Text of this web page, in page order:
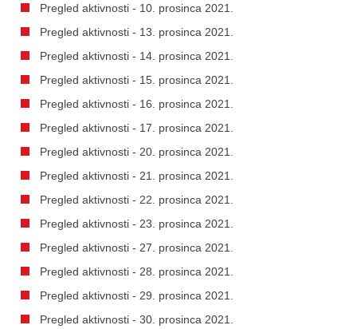
Pregled aktivnosti - 10. prosinca 2021.
Pregled aktivnosti - 13. prosinca 2021.
Pregled aktivnosti - 14. prosinca 2021.
Pregled aktivnosti - 15. prosinca 2021.
Pregled aktivnosti - 16. prosinca 2021.
Pregled aktivnosti - 17. prosinca 2021.
Pregled aktivnosti - 20. prosinca 2021.
Pregled aktivnosti - 21. prosinca 2021.
Pregled aktivnosti - 22. prosinca 2021.
Pregled aktivnosti - 23. prosinca 2021.
Pregled aktivnosti - 27. prosinca 2021.
Pregled aktivnosti - 28. prosinca 2021.
Pregled aktivnosti - 29. prosinca 2021.
Pregled aktivnosti - 30. prosinca 2021.